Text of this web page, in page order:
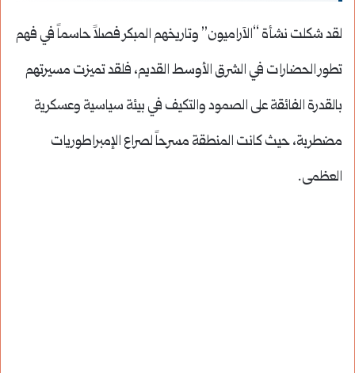
لقد شكلت نشأة “الآراميون” وتاريخهم المبكر فصلاً حاسماً في فهم
تطور الحضارات في الشرق الأوسط القديم، فلقد تميزت مسيرتهم
بالقدرة الفائقة على الصمود والتكيف في بيئة سياسية وعسكرية
مضطربة، حيث كانت المنطقة مسرحاً لصراع الإمبراطوريات
العظمى.